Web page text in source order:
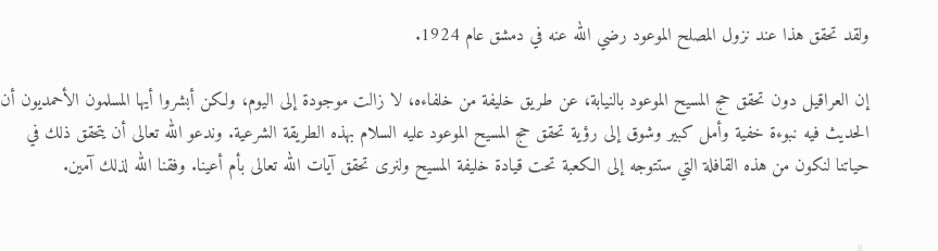
ولقد تحقق هذا عند نزول المصلح الموعود رضي الله عنه في دمشق عام 1924.
إن العراقيل دون تحقق حج المسيح الموعود بالنيابة، عن طريق خليفة من خلفاءه، لا زالت موجودة إلى اليوم، ولكن أبشروا أيها المسلمون الأحمديون أن
الحديث فيه نبوءة خفية وأمل كبير وشوق إلى رؤية تحقق حج المسيح الموعود عليه السلام بهذه الطريقة الشرعية. وندعو الله تعالى أن يتحقق ذلك في
حياتنا لنكون من هذه القافلة التي ستتوجه إلى الكعبة تحت قيادة خليفة المسيح ولنرى تحقق آيات الله تعالى بأم أعينا. وفقنا الله لذلك آمين.